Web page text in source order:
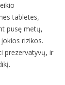
tabletes,
pusę metų,
rizikos.
prezervatyvų, ir